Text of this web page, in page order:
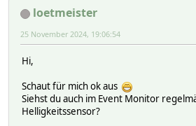
# 2024-11-25 17:25:02
# 2024-11-25 17:25:02
# 2024-11-22 20:17:19
# 2024-11-25 17:21:56
# 2024-11-25 17:21:56
# 2024-11-25 17:21:56
# 2024-11-25 17:21:56
# 2024-11-25 17:21:56
loetmeister
25 November 2024, 19:06:54
Hi,
Schaut für mich ok aus
Siehst du auch im Event Monitor
Helligkeitssensor?